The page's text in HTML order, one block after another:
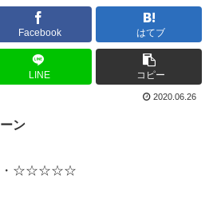
Facebook はてブ
LINE コピー
2020.06.26
ン
・・☆☆☆☆☆